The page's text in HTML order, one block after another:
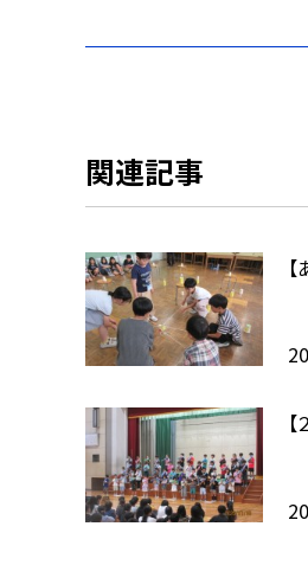
関連記事